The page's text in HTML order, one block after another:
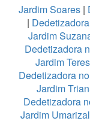
Jardim Soares|
|
Jardim
Dedetizadora
Jardim
Dedetizadora
Jardim
Dedetizadora
Jardim Umarizal